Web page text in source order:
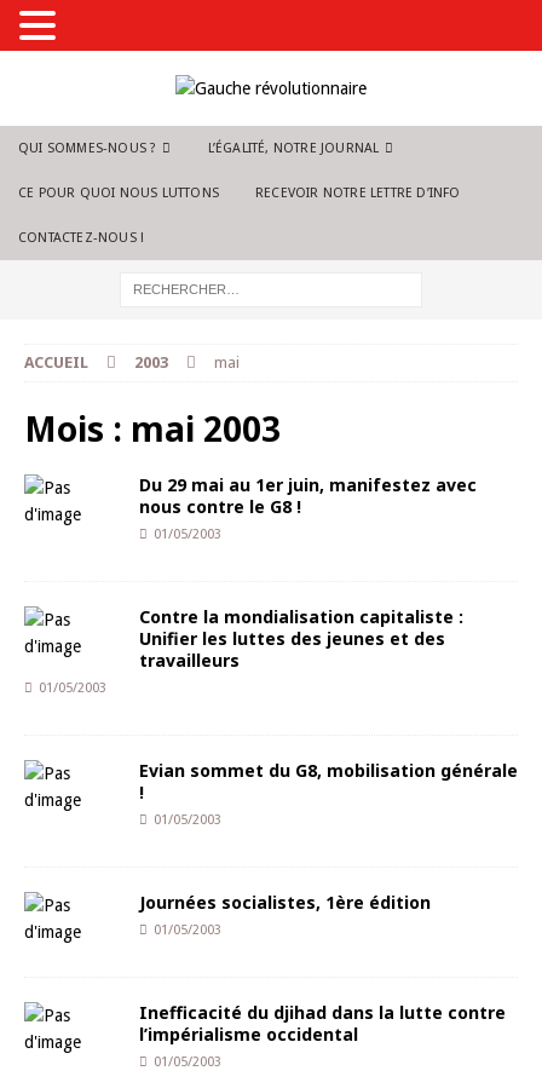
QUI SOMMES-NOUS ? L’ÉGALITÉ, NOTRE JOURNAL
CE POUR QUOI NOUS LUTTONS RECEVOIR NOTRE LETTRE D’INFO
CONTACTEZ-NOUS !
ACCUEIL 2003 mai
Mois : mai 2003
Du 29 mai au 1er juin, manifestez avec
nous contre le G8 !
01/05/2003
Contre la mondialisation capitaliste :
Unifier les luttes des jeunes et des
travailleurs
01/05/2003
Evian sommet du G8, mobilisation générale
!
01/05/2003
Journées socialistes, 1ère édition
01/05/2003
Inefficacité du djihad dans la lutte contre
l’impérialisme occidental
01/05/2003